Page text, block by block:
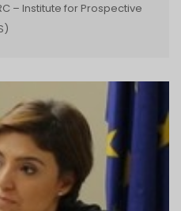
– Institute for Prospective